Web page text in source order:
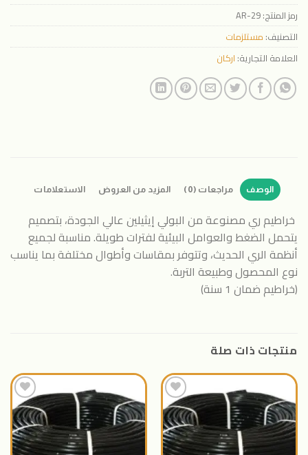
رمز المنتج:AR-29
التصنيف: مستلزمات
العلامة التجارية: اركان
الوصف مراجعات (0) المزيد من العروض الاستعلامات
خراطيم ري مصنوعة من البولي إيثيلين عالي الجودة، بتصميم
يتحمل الضغط والعوامل البيئية لفترات طويلة. مناسبة لجميع
أنظمة الري الحديث، وتتوفر بمقاسات وأطوال مختلفة بما يناسب
نوع المحصول وطبيعة التربة.
(خراطيم ضمان 1 سنة)
منتجات ذات صلة
اضافة
الى
المنتجات
اضافة
الى
المنتجات